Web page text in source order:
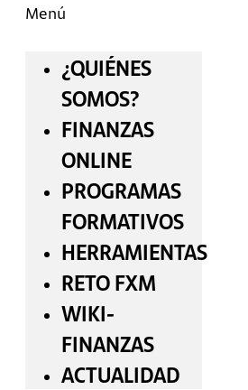
Menú
¿QUIÉNES
SOMOS?
FINANZAS
ONLINE
PROGRAMAS
FORMATIVOS
HERRAMIENTAS
RETO FXM
WIKI-
FINANZAS
ACTUALIDAD